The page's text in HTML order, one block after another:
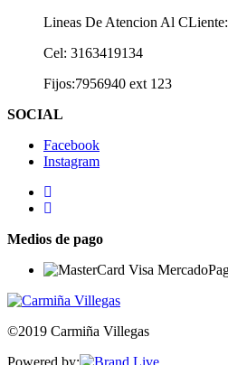
Lineas De Atencion Al CLiente:
Cel: 3163419134
Fijos:7956940 ext 123
SOCIAL
Facebook
Instagram
Medios de pago
©2019 Carmiña Villegas
Powered by: